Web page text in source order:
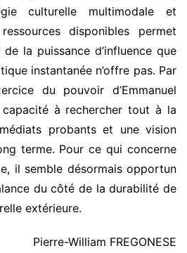
culturelle multimodale et
disponibles permet
la puissance d’influence que
instantanée n’offre pas. Par
du pouvoir d’Emmanuel
à rechercher tout à la
probants et une vision
terme. Pour ce qui concerne
il semble désormais opportun
du côté de la durabilité de
extérieure.
Pierre-William FREGONESE